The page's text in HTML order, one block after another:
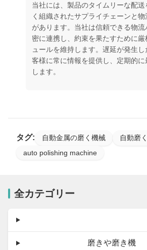
当社には、製品のタイムリーな配送
く組織されたサプライチェーンと
があります。当社は信頼できる物
密に連携し、約束を果たすために
ュールを維持します。遅延が発生
客様に常に情報を提供し、定期的
します。
タグ: 自動金属の磨く機械
自動磨
auto polishing machine
全カテゴリー
磨きや磨き機